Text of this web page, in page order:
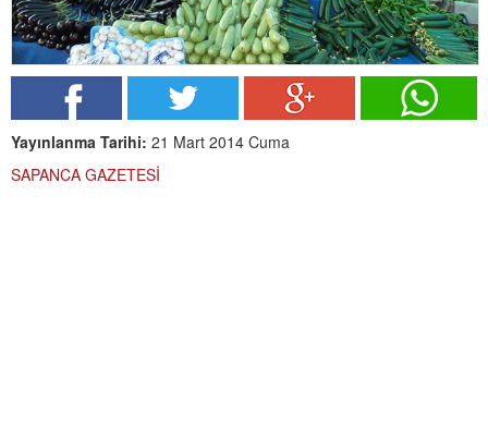
Yayınlanma Tarihi: 21 Mart 2014 Cuma
SAPANCA GAZETESİ